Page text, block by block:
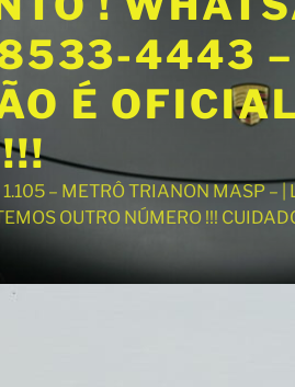
4443 –
É
– METRÔ TRIANON MASP –
OUTRO NÚMERO !!!